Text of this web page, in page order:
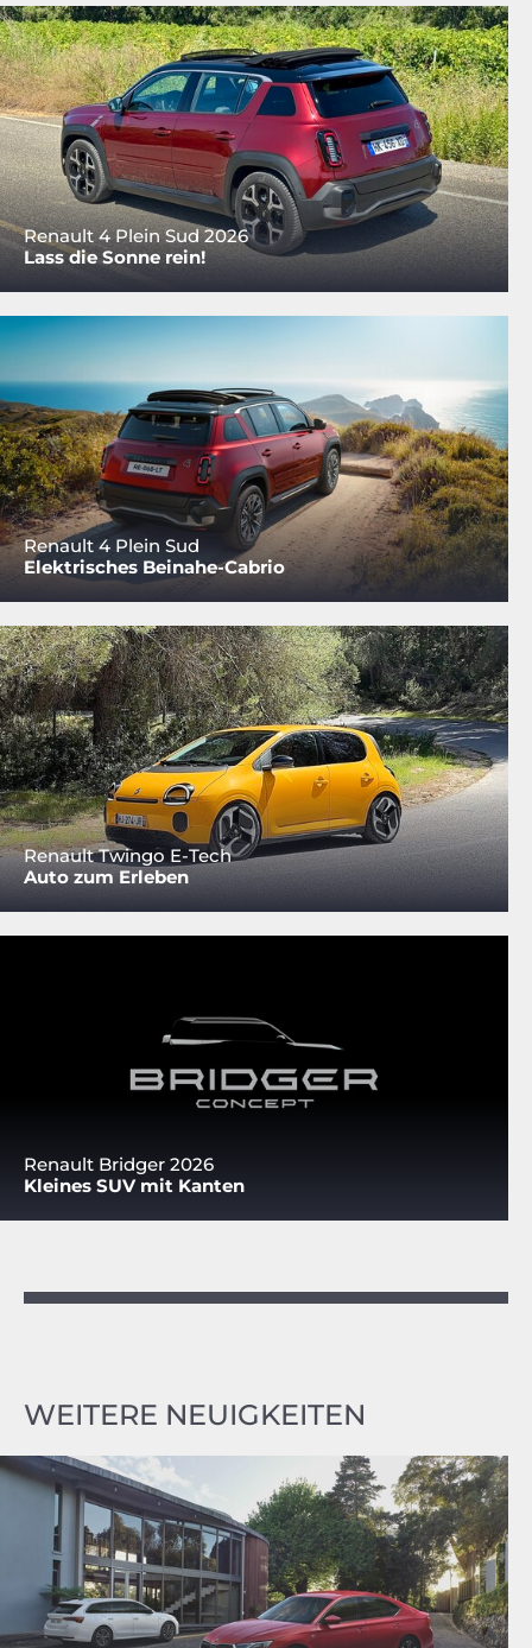
Renault 4 Plein Sud 2026
Lass die Sonne rein!
Renault 4 Plein Sud
Elektrisches Beinahe-Cabrio
Renault Twingo E-Tech
Auto zum Erleben
Renault Bridger 2026
Kleines SUV mit Kanten
WEITERE NEUIGKEITEN